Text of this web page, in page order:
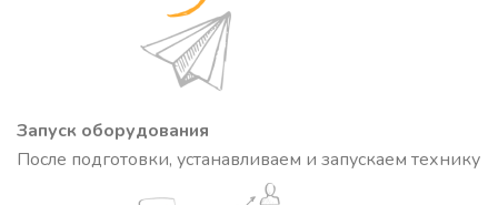
Запуск оборудования
После подготовки, устанавливаем и запускаем технику